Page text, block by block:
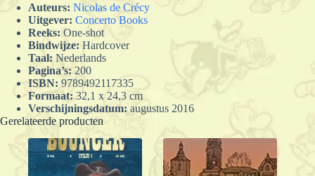
Auteurs: Nicolas de Crécy
Uitgever: Concerto Books
Reeks: One-shot
Bindwijze: Hardcover
Taal: Nederlands
Pagina’s: 200
ISBN: 9789492117335
Formaat: 32,1 x 24,3 cm
Verschijningsdatum: augustus 2016
Gerelateerde producten